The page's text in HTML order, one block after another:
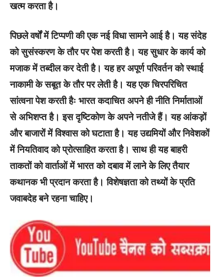
खत्म करता है।
पिछले वर्षों में टिप्पणी की एक नई विधा सामने आई है। यह संदेह
को सुसंस्करण के तौर पर पेश करती है। यह सुधार के कार्य को
मजाक में तब्दील कर देती है। यह हर अपूर्ण परिवर्तन को स्थाई
नाकामी के सबूत के तौर पर लेती है। यह एक चिरपरिचित
सांत्वना पेश करती हैः भारत कदाचित अपने ही नीति निर्माताओं
से अभिशप्त है। इस दृष्टिकोण के अपने नतीजे हैं। यह आंकड़ों
और बाजारों में विश्वास को घटाता है। यह उद्यमियों और निवेशकों
में नियतिवाद को प्रोत्साहित करता है। साथ ही यह बाहरी
ताकतों को वार्ताओं में भारत को दबाव में लाने के लिए तैयार
कथानक भी प्रदान करता है। विशेषज्ञता को तथ्यों के प्रति
जवाबदेह बने रहना चाहिए।